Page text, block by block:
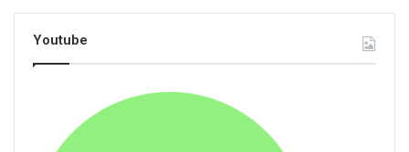
Youtube